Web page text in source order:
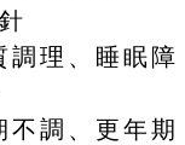
調理、睡眠障
調、更年期